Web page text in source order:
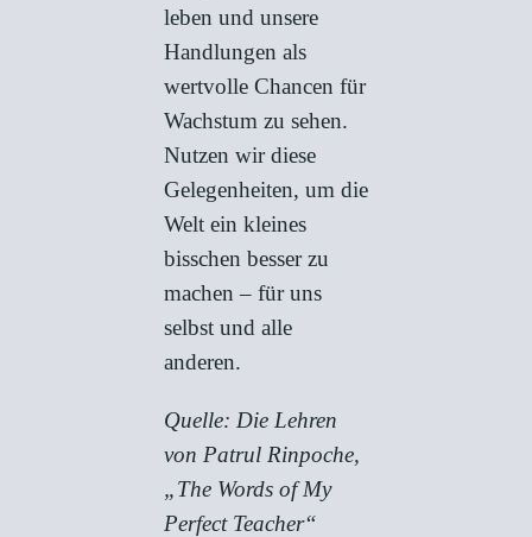
leben und unsere
Handlungen als
wertvolle Chancen für
Wachstum zu sehen.
Nutzen wir diese
Gelegenheiten, um die
Welt ein kleines
bisschen besser zu
machen – für uns
selbst und alle
anderen.
Quelle: Die Lehren
von Patrul Rinpoche,
„The Words of My
Perfect Teacher“